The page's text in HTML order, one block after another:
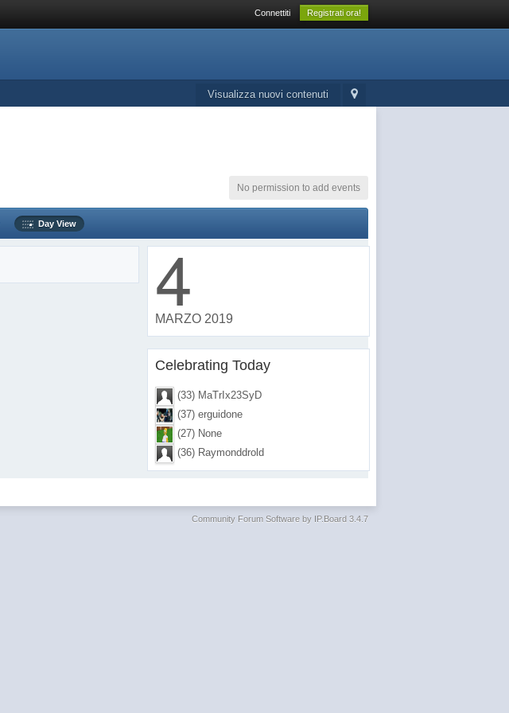
Connettiti Registrati ora!
Visualizza nuovi contenuti
No permission to add events
Day View
4
MARZO 2019
Celebrating Today
(33) MaTrIx23SyD
(37) erguidone
(27) None
(36) Raymonddrold
Community Forum Software by IP.Board 3.4.7